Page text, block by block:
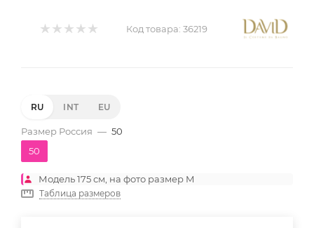
Код товара: 36219
RU INT EU
Размер Россия — 50
50
Модель 175 см, на фото размер M
Таблица размеров